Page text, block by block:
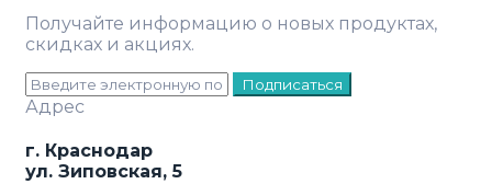
Получайте информацию о новых продуктах,
скидках и акциях.
Подписаться
Адрес
г. Краснодар
ул. Зиповская, 5